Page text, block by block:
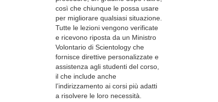
così che chiunque le possa usare
per migliorare qualsiasi situazione.
Tutte le lezioni vengono verificate
e ricevono riposta da un Ministro
Volontario di Scientology che
fornisce direttive personalizzate e
assistenza agli studenti del corso,
il che include anche
l’indirizzamento ai corsi più adatti
a risolvere le loro necessità.